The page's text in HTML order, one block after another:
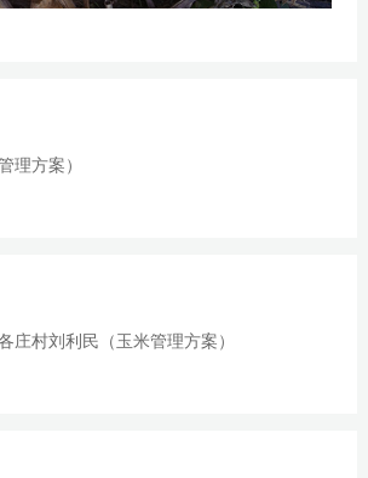
理方案）
庄村刘利民（玉米管理方案）